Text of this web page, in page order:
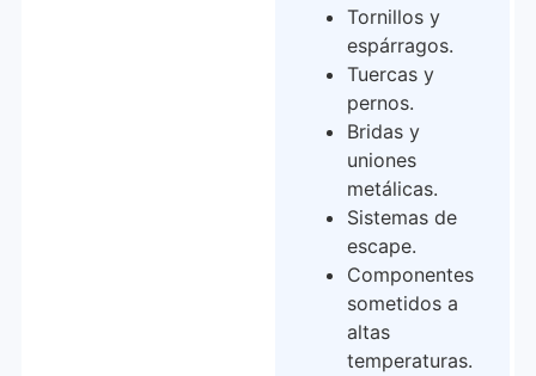
Tornillos y
espárragos.
Tuercas y
pernos.
Bridas y
uniones
metálicas.
Sistemas de
escape.
Componentes
sometidos a
altas
temperaturas.